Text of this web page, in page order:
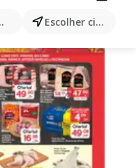
Escolher cidade